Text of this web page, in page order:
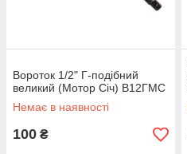
Вороток 1/2" Г-подібний
великий (Мотор Січ) В12ГМС
Немає в наявності
100 ₴